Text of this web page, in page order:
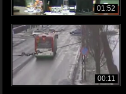
01:52
00:11